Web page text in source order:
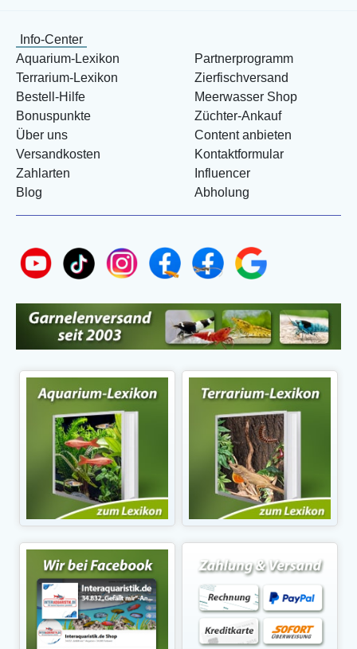
Info-Center
Aquarium-Lexikon
Terrarium-Lexikon
Bestell-Hilfe
Bonuspunkte
Über uns
Versandkosten
Zahlarten
Blog
Partnerprogramm
Zierfischversand
Meerwasser Shop
Züchter-Ankauf
Content anbieten
Kontaktformular
Influencer
Abholung